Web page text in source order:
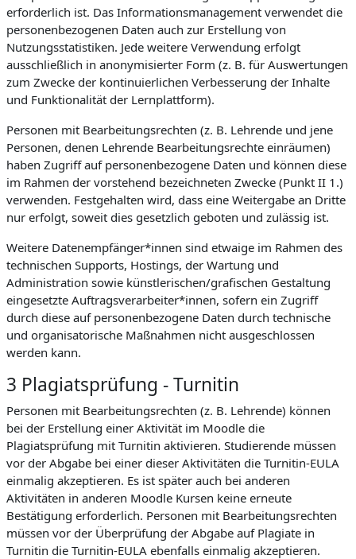
erforderlich ist. Das Informationsmanagement verwendet die
personenbezogenen Daten auch zur Erstellung von
Nutzungsstatistiken. Jede weitere Verwendung erfolgt
ausschließlich in anonymisierter Form (z. B. für Auswertungen
zum Zwecke der kontinuierlichen Verbesserung der Inhalte
und Funktionalität der Lernplattform).
Personen mit Bearbeitungsrechten (z. B. Lehrende und jene
Personen, denen Lehrende Bearbeitungsrechte einräumen)
haben Zugriff auf personenbezogene Daten und können diese
im Rahmen der vorstehend bezeichneten Zwecke (Punkt II 1.)
verwenden. Festgehalten wird, dass eine Weitergabe an Dritte
nur erfolgt, soweit dies gesetzlich geboten und zulässig ist.
Weitere Datenempfänger*innen sind etwaige im Rahmen des
technischen Supports, Hostings, der Wartung und
Administration sowie künstlerischen/grafischen Gestaltung
eingesetzte Auftragsverarbeiter*innen, sofern ein Zugriff
durch diese auf personenbezogene Daten durch technische
und organisatorische Maßnahmen nicht ausgeschlossen
werden kann.
3 Plagiatsprüfung - Turnitin
Personen mit Bearbeitungsrechten (z. B. Lehrende) können
bei der Erstellung einer Aktivität im Moodle die
Plagiatsprüfung mit Turnitin aktivieren. Studierende müssen
vor der Abgabe bei einer dieser Aktivitäten die Turnitin-EULA
einmalig akzeptieren. Es ist später auch bei anderen
Aktivitäten in anderen Moodle Kursen keine erneute
Bestätigung erforderlich. Personen mit Bearbeitungsrechten
müssen vor der Überprüfung der Abgabe auf Plagiate in
Turnitin die Turnitin-EULA ebenfalls einmalig akzeptieren.